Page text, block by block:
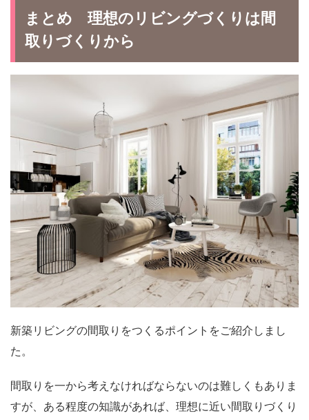
まとめ 理想のリビングづくりは間
取りづくりから
新築リビングの間取りをつくるポイントをご紹介しまし
た。
間取りを一から考えなければならないのは難しくもありま
すが、ある程度の知識があれば、理想に近い間取りづくり